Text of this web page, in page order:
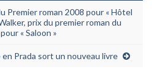
Premier roman 2008 pour « Hôtel
prix du premier roman du
« Saloon »
en Prada sort un nouveau livre